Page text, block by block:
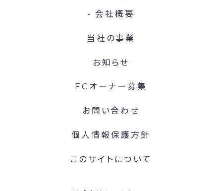
会社概要
当社の事業
お知らせ
FCオーナー募集
お問い合わせ
個人情報保護方針
このサイトについて